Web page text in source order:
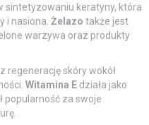
sintetyzowaniu keratyny, która
i nasiona. Żelazo także jest
warzywa oraz produkty
skóry wokół
Witamina Edziała jako
popularność za swoje